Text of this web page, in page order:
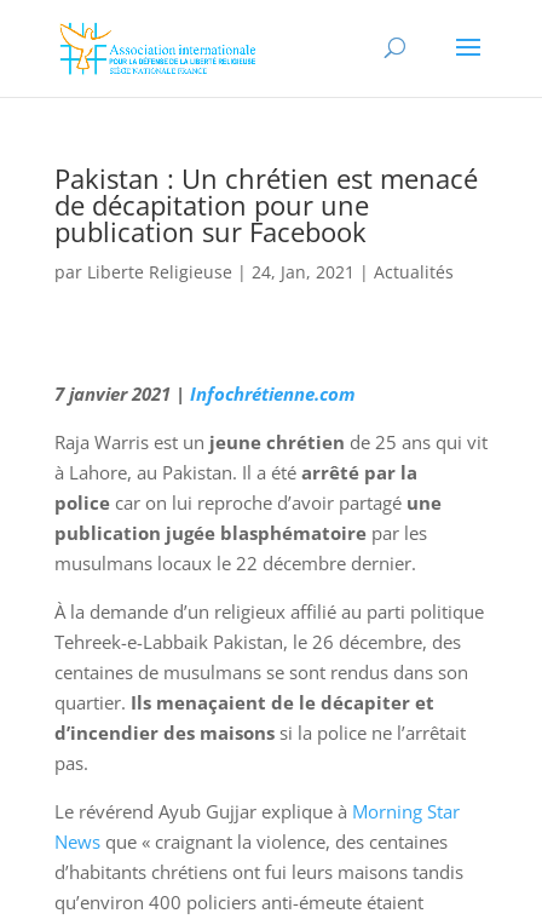
Pakistan : Un chrétien est menacé
de décapitation pour une
publication sur Facebook
par Liberte Religieuse | 24, Jan, 2021 | Actualités
7 janvier 2021 | Infochrétienne.com
Raja Warris est un jeune chrétien de 25 ans qui vit
à Lahore, au Pakistan. Il a été arrêté par la
policecar on lui reproche d’avoir partagé une
publication jugée blasphématoirepar les
musulmans locaux le 22 décembre dernier.
À la demande d’un religieux affilié au parti politique
Tehreek-e-Labbaik Pakistan, le 26 décembre, des
centaines de musulmans se sont rendus dans son
quartier. Ils menaçaient de le décapiter et
d’incendier des maisonssi la police ne l’arrêtait
pas.
Le révérend Ayub Gujjar explique à Morning Star
Newsque « craignant la violence, des centaines
d’habitants chrétiens ont fui leurs maisons tandis
qu’environ 400 policiers anti-émeute étaient